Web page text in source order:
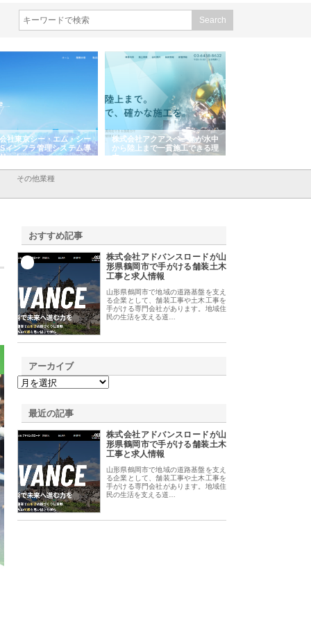
会社アクアスペースが水中
陸上まで一貫施工できる理
株式会社地盤調査事務所が選ば
れ続ける理由と建設コンサルの
強み
その他業種
おすすめ記事
株式会社アドバンスロードが山
形県鶴岡市で手がける舗装土木
工事と求人情報
山形県鶴岡市で地域の道路基盤を支え
る企業として、舗装工事や土木工事を
手がける専門会社があります。地域住
民の生活を支える道…
アーカイブ
最近の記事
株式会社アドバンスロードが山
形県鶴岡市で手がける舗装土木
工事と求人情報
山形県鶴岡市で地域の道路基盤を支え
る企業として、舗装工事や土木工事を
手がける専門会社があります。地域住
民の生活を支える道…